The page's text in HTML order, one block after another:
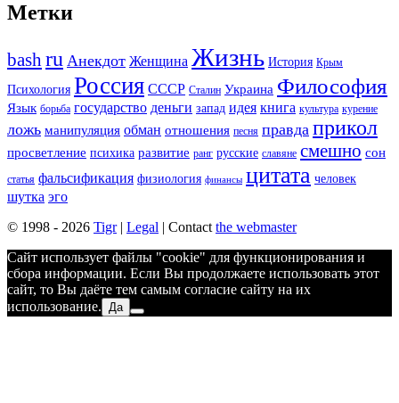
Метки
bashru Анекдот Женщина Жизнь История Крым
Психология Россия СССР Сталин Украина Философия
Язык борьба государство деньги запад идея книга культура курение
ложь манипуляция обман отношения песня правда прикол
просветление психика развитие ранг русские славяне смешно сон
статья фальсификация физиология финансы цитата человек
шутка эго
© 1998 - 2026 Tigr| Legal | Contact the webmaster
Сайт использует файлы "cookie" для функционирования и
сбора информации. Если Вы продолжаете использовать этот
сайт, то Вы даёте тем самым согласие сайту на их
использование. Да